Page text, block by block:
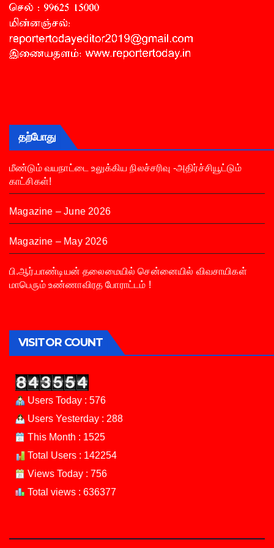
தற்போது
மீண்டும் வயநாட்டை உலுக்கிய நிலச்சரிவு -அதிர்ச்சியூட்டும்
காட்சிகள்!
Magazine – June 2026
Magazine – May 2026
பி.ஆர்.பாண்டியன் தலைமையில் சென்னையில் விவசாயிகள்
மாபெரும் உண்ணாவிரத போராட்டம் !
VISITOR COUNT
Users Today : 576
Users Yesterday : 288
This Month : 1525
Total Users : 142254
Views Today : 756
Total views : 636377